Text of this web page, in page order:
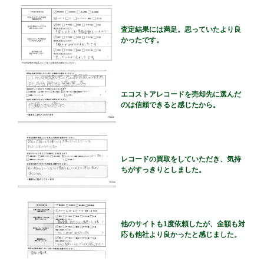
査定結果には満足。思っていたより良
かったです。
エコストアレコードを売却先に選んだ
のは信頼できると感じたから。
レコードの買取をしていただき、気持
ちがすっきりとしました。
他のサイトも1度依頼したが、金額も対
応も他社より良かったと感じました。